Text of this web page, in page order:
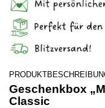
Geschenkbox
Classic